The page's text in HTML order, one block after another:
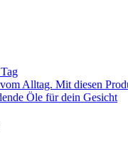
Alltag. Mit diesen
Öle für dein Gesicht